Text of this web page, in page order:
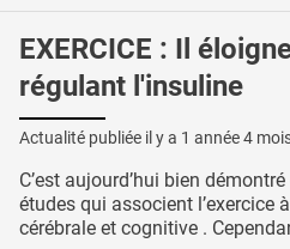
EXERCICE : Il
régulant l'insuline
Actualité publiée il y a 1 année 4
C’est aujourd’hui bien
études qui associent l’exercice
cérébrale et cognitive .